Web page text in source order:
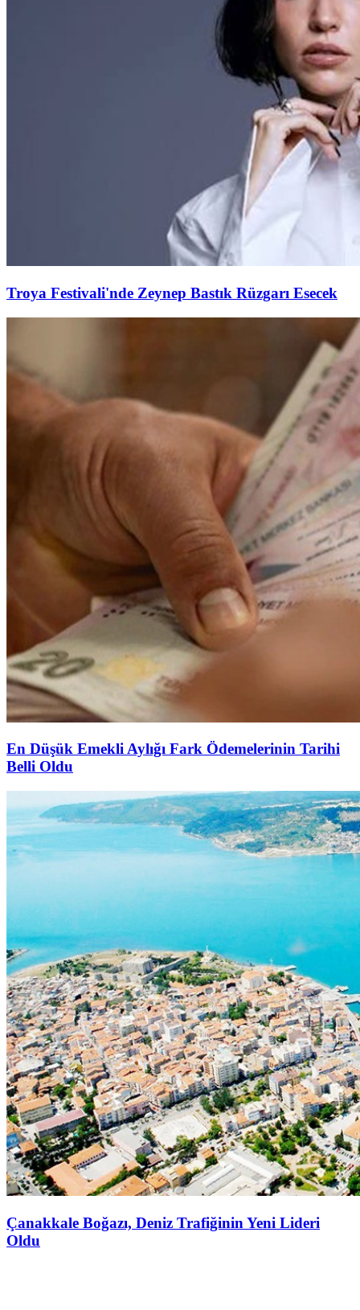
Troya Festivali'nde Zeynep Bastık Rüzgarı Esecek
En Düşük Emekli Aylığı Fark Ödemelerinin Tarihi
Belli Oldu
Çanakkale Boğazı, Deniz Trafiğinin Yeni Lideri
Oldu